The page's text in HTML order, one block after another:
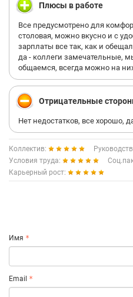
Плюсы в работе
Все предусмотрено для
столовая, можно вкусно и с
зарплаты все так, как и
да - коллеги замечательные,
общаемся, всегда можно на
Отрицательные
Нет недостатков, все хорошо,
Коллектив:
Условия труда:
Карьерный рост:
Имя
Email